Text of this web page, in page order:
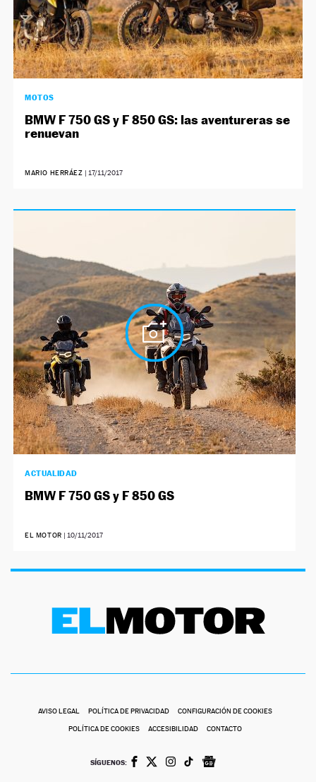
MOTOS
BMW F 750 GS y F 850 GS: las aventureras se
renuevan
MARIO HERRÁEZ | 17/11/2017
ACTUALIDAD
BMW F 750 GS y F 850 GS
EL MOTOR | 10/11/2017
AVISO LEGAL POLÍTICA DE PRIVACIDAD CONFIGURACIÓN DE COOKIES
POLÍTICA DE COOKIES ACCESIBILIDAD CONTACTO
SÍGUENOS: